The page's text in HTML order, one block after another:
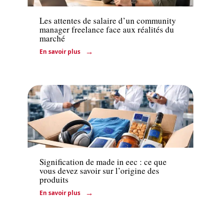
Les attentes de salaire d’un community
manager freelance face aux réalités du
marché
En savoir plus
Entreprise
Signification de made in eec : ce que
vous devez savoir sur l’origine des
produits
En savoir plus